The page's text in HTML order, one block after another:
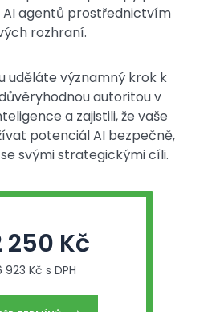
AI agentů prostřednictvím
rozhraní.
uděláte významný krok k
autoritou v
a zajistili, že vaše
potenciál AI bezpečně,
svými strategickými cíli.
250 Kč
923 Kč s DPH